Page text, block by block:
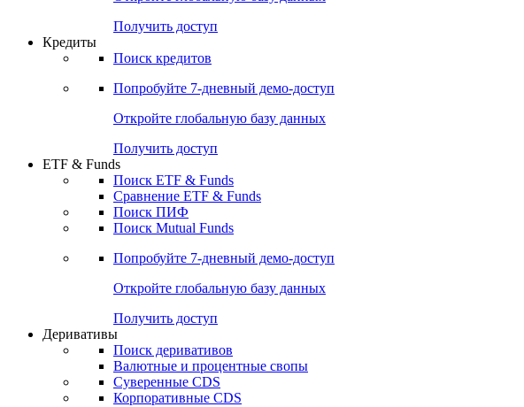
Получить доступ
Кредиты
Поиск кредитов
Попробуйте 7-дневный демо-доступ
Откройте глобальную базу данных
Получить доступ
ETF & Funds
Поиск ETF & Funds
Сравнение ETF & Funds
Поиск ПИФ
Поиск Mutual Funds
Попробуйте 7-дневный демо-доступ
Откройте глобальную базу данных
Получить доступ
Деривативы
Поиск деривативов
Валютные и процентные свопы
Суверенные CDS
Корпоративные CDS